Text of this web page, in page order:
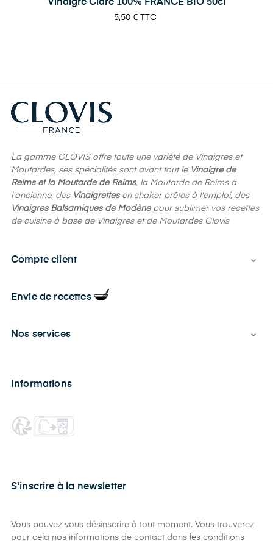
Vinaigre Cidre 100% FRANCE BIO 50cl
Prix
5,50 € TTC
La gamme CLOVIS offre toute une variété de Vinaigres et
Moutardes, ses spécialités sont avant tout le Vinaigre de
Reims et la Moutarde de Reims, la Moutarde de Reims à
l'ancienne, des Vinaigrettesen shaker prêtes à l'emploi, des
Vinaigres Balsamiques de Modènepour sublimer vos recettes
de cuisine à base de Vinaigres et de Moutardes Clovis
Compte client 
Envie de recettes
Nos services 
Informations
S'inscrire à la newsletter
Vous pouvez vous désinscrire à tout moment. Vous trouverez
pour cela nos informations de contact dans les conditions